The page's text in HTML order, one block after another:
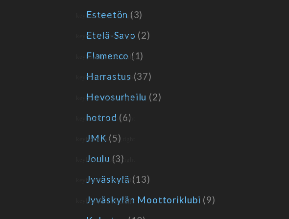
Esteetön (3)
Etelä-Savo (2)
Flamenco (1)
Harrastus (37)
Hevosurheilu (2)
hotrod (6)
JMK (5)
Joulu (3)
Jyväskylä (13)
Jyväskylän Moottoriklubi (9)